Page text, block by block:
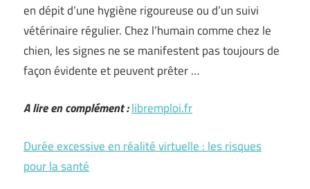
en dépit d’une hygiène rigoureuse ou d’un suivi
vétérinaire régulier. Chez l’humain comme chez le
chien, les signes ne se manifestent pas toujours de
façon évidente et peuvent prêter …
A lire en complément :libremploi.fr
Durée excessive en réalité virtuelle : les risques
pour la santé